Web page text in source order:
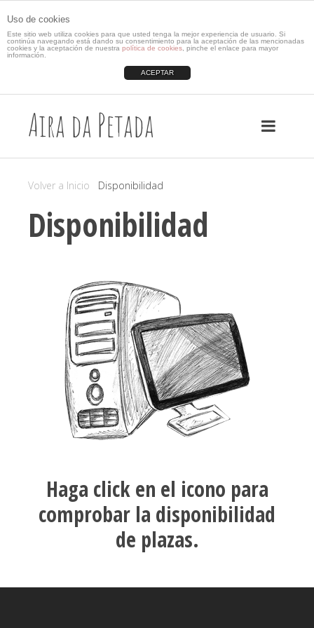
Uso de cookies
Este sitio web utiliza cookies para que usted tenga la mejor experiencia de usuario. Si
continúa navegando está dando su consentimiento para la aceptación de las mencionadas
cookies y la aceptación de nuestra política de cookies , pinche el enlace para mayor
información.
ACEPTAR
Aira da Petada
Volver a Inicio Disponibilidad
Disponibilidad
Haga click en el icono para
comprobar la disponibilidad
de plazas.